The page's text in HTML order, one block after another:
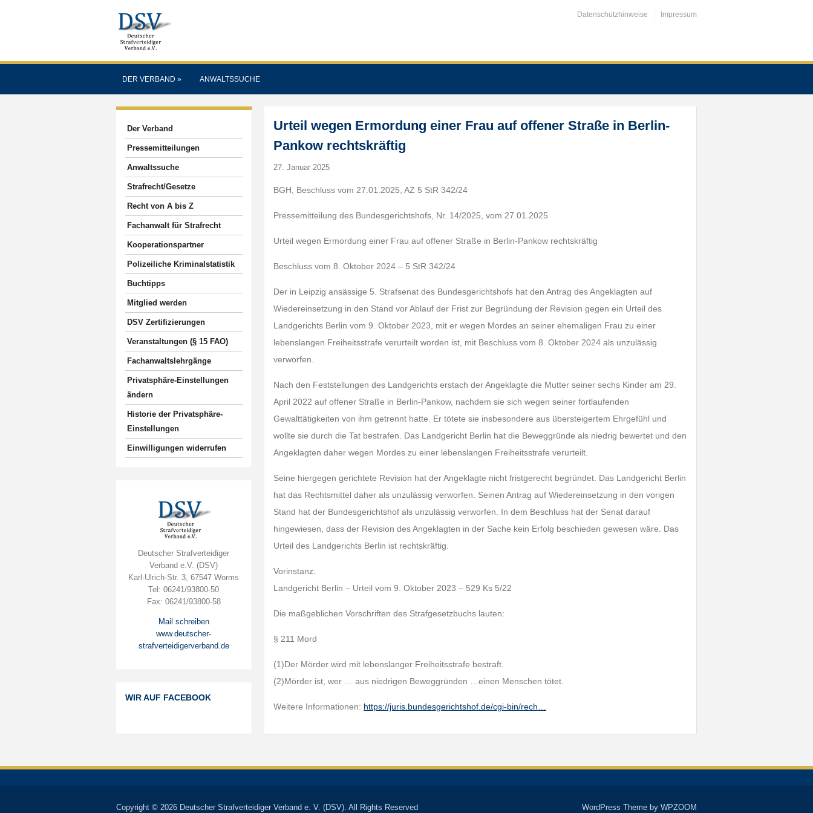
Datenschutzhinweise Impressum
DER VERBAND » ANWALTSSUCHE
Der Verband
Pressemitteilungen
Anwaltssuche
Strafrecht/Gesetze
Recht von A bis Z
Fachanwalt für Strafrecht
Kooperationspartner
Polizeiliche Kriminalstatistik
Buchtipps
Mitglied werden
DSV Zertifizierungen
Veranstaltungen (§ 15 FAO)
Fachanwaltslehrgänge
Privatsphäre-Einstellungen
ändern
Historie der Privatsphäre-
Einstellungen
Einwilligungen widerrufen
Deutscher Strafverteidiger
Verband e.V. (DSV)
Karl-Ulrich-Str. 3, 67547 Worms
Tel: 06241/93800-50
Fax: 06241/93800-58
Mail schreiben
www.deutscher-
strafverteidigerverband.de
WIR AUF FACEBOOK
Urteil wegen Ermordung einer Frau auf offener Straße in Berlin-
Pankow rechtskräftig
27. Januar 2025
BGH, Beschluss vom 27.01.2025, AZ 5 StR 342/24
Pressemitteilung des Bundesgerichtshofs, Nr. 14/2025, vom 27.01.2025
Urteil wegen Ermordung einer Frau auf offener Straße in Berlin-Pankow rechtskräftig
Beschluss vom 8. Oktober 2024 – 5 StR 342/24
Der in Leipzig ansässige 5. Strafsenat des Bundesgerichtshofs hat den Antrag des Angeklagten auf
Wiedereinsetzung in den Stand vor Ablauf der Frist zur Begründung der Revision gegen ein Urteil des
Landgerichts Berlin vom 9. Oktober 2023, mit er wegen Mordes an seiner ehemaligen Frau zu einer
lebenslangen Freiheitsstrafe verurteilt worden ist, mit Beschluss vom 8. Oktober 2024 als unzulässig
verworfen.
Nach den Feststellungen des Landgerichts erstach der Angeklagte die Mutter seiner sechs Kinder am 29.
April 2022 auf offener Straße in Berlin-Pankow, nachdem sie sich wegen seiner fortlaufenden
Gewalttätigkeiten von ihm getrennt hatte. Er tötete sie insbesondere aus übersteigertem Ehrgefühl und
wollte sie durch die Tat bestrafen. Das Landgericht Berlin hat die Beweggründe als niedrig bewertet und den
Angeklagten daher wegen Mordes zu einer lebenslangen Freiheitsstrafe verurteilt.
Seine hiergegen gerichtete Revision hat der Angeklagte nicht fristgerecht begründet. Das Landgericht Berlin
hat das Rechtsmittel daher als unzulässig verworfen. Seinen Antrag auf Wiedereinsetzung in den vorigen
Stand hat der Bundesgerichtshof als unzulässig verworfen. In dem Beschluss hat der Senat darauf
hingewiesen, dass der Revision des Angeklagten in der Sache kein Erfolg beschieden gewesen wäre. Das
Urteil des Landgerichts Berlin ist rechtskräftig.
Vorinstanz:
Landgericht Berlin – Urteil vom 9. Oktober 2023 – 529 Ks 5/22
Die maßgeblichen Vorschriften des Strafgesetzbuchs lauten:
§ 211 Mord
(1)Der Mörder wird mit lebenslanger Freiheitsstrafe bestraft.
(2)Mörder ist, wer … aus niedrigen Beweggründen …einen Menschen tötet.
Weitere Informationen: https://juris.bundesgerichtshof.de/cgi-bin/rech…
WordPress Theme by WPZOOM
Copyright © 2026 Deutscher Strafverteidiger Verband e. V. (DSV). All Rights Reserved